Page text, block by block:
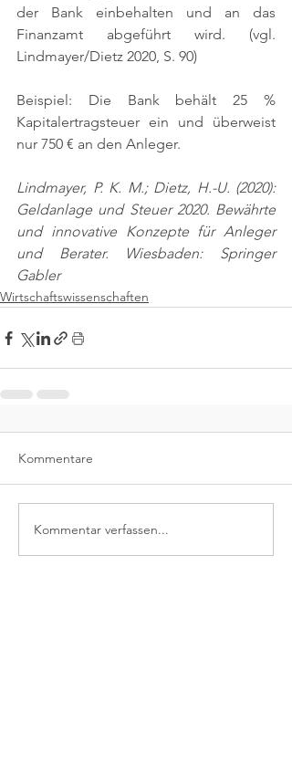
der Bank einbehalten und an das
Finanzamt abgeführt wird. (vgl.
Lindmayer/Dietz 2020, S. 90)
Beispiel: Die Bank behält 25 %
Kapitalertragsteuer ein und überweist
nur 750 € an den Anleger.
Lindmayer, P. K. M.; Dietz, H.-U. (2020):
Geldanlage und Steuer 2020. Bewährte
und innovative Konzepte für Anleger
und Berater. Wiesbaden: Springer
Gabler
Wirtschaftswissenschaften
Kommentare
Kommentar verfassen...